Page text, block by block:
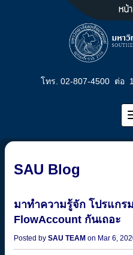
โทร. 02-807-4500 ต่อ
SAU Blog
มาทำความรู้จัก โปรแก
FlowAccount กันเถอะ
Posted by SAU TEAM on Mar 6,